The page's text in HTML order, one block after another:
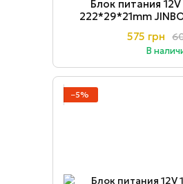
Блок питания
222*29*21mm
575 грн
В
−5%